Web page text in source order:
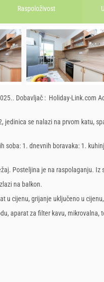
- 30.06. / 01.09. - 31.12.): 5
SU NE
5
6
12
13
19
20
PO UT SR
5
6 7
12
13 14
28
Raspoloživost
. Dobavljač : Holiday-Link.com
se nalazi na prvom katu,
soba: 1. dnevnih boravaka: 1.
. Posteljina je na raspolaganju. Iz
na balkon.
u cijenu, grijanje uključeno u cijenu,
, aparat za filter kavu, mikrovalna,